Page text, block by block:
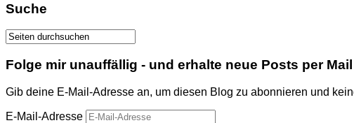
Suche
Folge mir unauffällig - und erhalte neue Posts per Mail
Gib deine E-Mail-Adresse an, um diesen Blog zu abonnieren und
E-Mail-Adresse